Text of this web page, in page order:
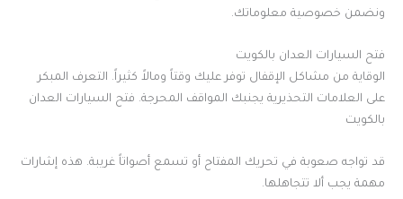
ونضمن خصوصية معلوماتك.
فتح السيارات العدان بالكويت
الوقاية من مشاكل الإقفال توفر عليك وقتاً ومالاً كثيراً. التعرف المبكر
على العلامات التحذيرية يجنبك المواقف المحرجة. فتح السيارات العدان
بالكويت
قد تواجه صعوبة في تحريك المفتاح أو تسمع أصواتاً غريبة. هذه إشارات
مهمة يجب ألا تتجاهلها.